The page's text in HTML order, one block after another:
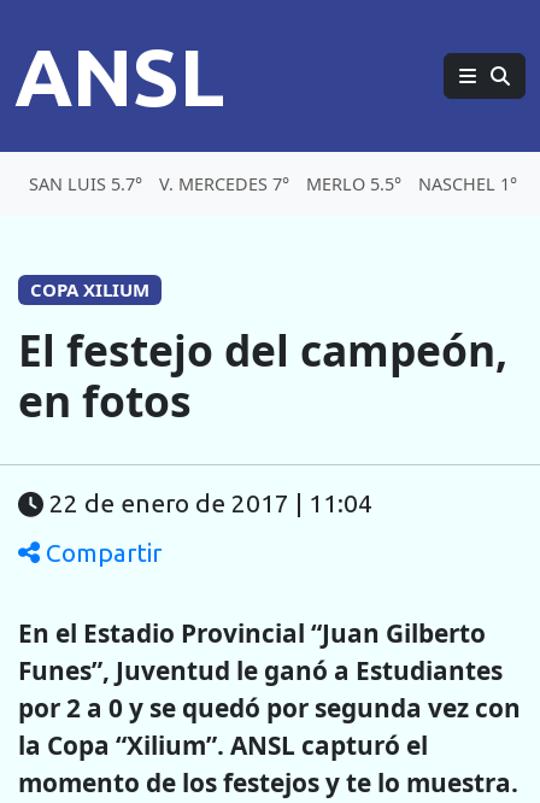
ANSL
SAN LUIS 5.7° V. MERCEDES 7° MERLO 5.5° NASCHEL 1°
COPA XILIUM
El festejo del campeón,
en fotos
22 de enero de 2017 | 11:04
Compartir
En el Estadio Provincial “Juan Gilberto
Funes”, Juventud le ganó a Estudiantes
por 2 a 0 y se quedó por segunda vez con
la Copa “Xilium”. ANSL capturó el
momento de los festejos y te lo muestra.